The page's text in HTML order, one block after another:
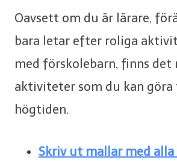
Oavsett om du är lärare,
bara letar efter roliga
med förskolebarn, finns det
aktiviteter som du kan
högtiden.
Skriv ut mallar med alla